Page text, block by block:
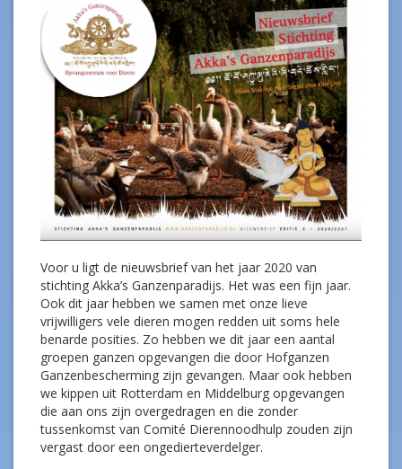
Voor u ligt de nieuwsbrief van het jaar 2020 van
stichting Akka’s Ganzenparadijs. Het was een fijn jaar.
Ook dit jaar hebben we samen met onze lieve
vrijwilligers vele dieren mogen redden uit soms hele
benarde posities. Zo hebben we dit jaar een aantal
groepen ganzen opgevangen die door Hofganzen
Ganzenbescherming zijn gevangen. Maar ook hebben
we kippen uit Rotterdam en Middelburg opgevangen
die aan ons zijn overgedragen en die zonder
tussenkomst van Comité Dierennoodhulp zouden zijn
vergast door een ongedierteverdelger.